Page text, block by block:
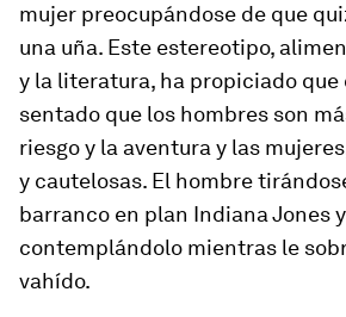
mujer preocupándose de que
una uña. Este estereotipo,
y la literatura, ha propiciado que
sentado que los hombres son
riesgo y la aventura y las
y cautelosas. El hombre
barranco en plan Indiana Jones
contemplándolo mientras le
vahído.